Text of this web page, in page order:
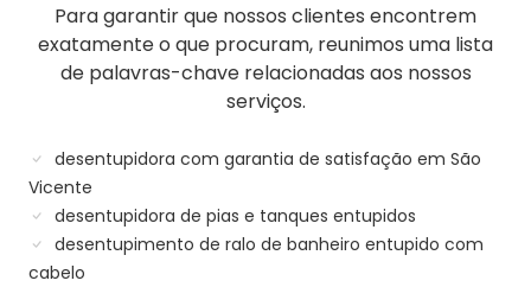
Para garantir que nossos clientes encontrem
exatamente o que procuram, reunimos uma lista
de palavras-chave relacionadas aos nossos
serviços.
desentupidora com garantia de satisfação em São
Vicente
desentupidora de pias e tanques entupidos
desentupimento de ralo de banheiro entupido com
cabelo